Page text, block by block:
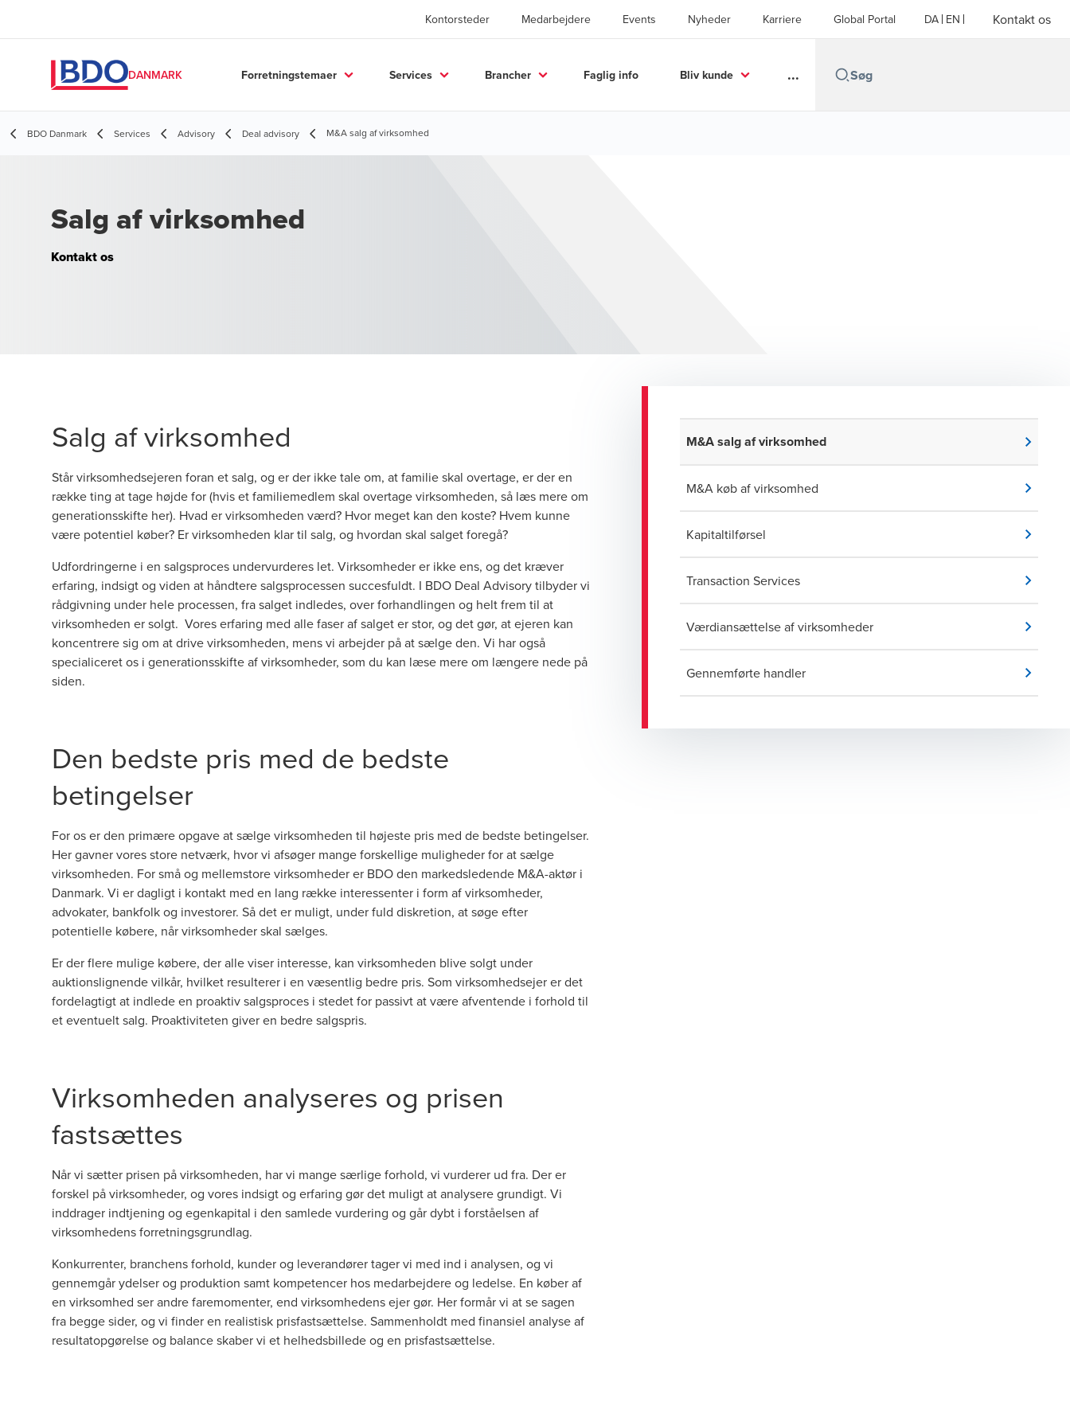
Kontorsteder Medarbejdere Events Nyheder Karriere Global Portal DA EN Kontakt os
DANMARK Forretningstemaer Services Brancher Faglig info Bliv kunde ...
BDO Danmark Services Advisory Deal advisory M&A salg af virksomhed
Salg af virksomhed
Kontakt os
Salg af virksomhed
Står virksomhedsejeren foran et salg, og er der ikke tale om, at familie skal overtage, er der en
række ting at tage højde for (hvis et familiemedlem skal overtage virksomheden, så læs mere om
generationsskifte her). Hvad ervirksomheden værd? Hvor meget kan den koste? Hvem kunne
være potentiel køber? Er virksomheden klar til salg, og hvordan skal salget foregå?
Udfordringerne i en salgsproces undervurderes let. Virksomheder er ikke ens, og det kræver
erfaring, indsigt og viden at håndtere salgsprocessen succesfuldt. I BDO Deal Advisory tilbyder vi
rådgivning under hele processen, fra salget indledes, over forhandlingen og helt frem til at
virksomheden er solgt. Vores erfaring med alle faser af salget er stor, og det gør, at ejeren kan
koncentrere sig om at drive virksomheden, mens vi arbejder på at sælge den. Vi har også
specialiceret os i generationsskifte af virksomheder, som du kan læse mere om længere nede på
siden.
Den bedste pris med de bedste
betingelser
For os er den primære opgave at sælge virksomheden til højeste pris med de bedste betingelser.
Her gavner vores store netværk, hvor vi afsøger mange forskellige muligheder for at sælge
virksomheden. For små og mellemstore virksomheder er BDO den markedsledende M&A-aktør i
Danmark. Vi er dagligt i kontakt med en lang række interessenter i form af virksomheder,
advokater, bankfolk og investorer. Så det er muligt, under fuld diskretion, at søge efter
potentielle købere, når virksomheder skal sælges.
Er der flere mulige købere, der alle viser interesse, kan virksomheden blive solgt under
auktionslignende vilkår, hvilket resulterer i en væsentlig bedre pris. Som virksomhedsejer er det
fordelagtigt at indlede en proaktiv salgsproces i stedet for passivt at være afventende i forhold til
et eventuelt salg. Proaktiviteten giver en bedre salgspris.
Virksomheden analyseres og prisen
fastsættes
Når vi sætter prisen på virksomheden, har vi mange særlige forhold, vi vurderer ud fra. Der er
forskel på virksomheder, og vores indsigt og erfaring gør det muligt at analysere grundigt. Vi
inddrager indtjening og egenkapital i den samlede vurdering og går dybt i forståelsen af
virksomhedens forretningsgrundlag.
Konkurrenter, branchens forhold, kunder og leverandører tager vi med ind i analysen, og vi
gennemgår ydelser og produktion samt kompetencer hos medarbejdere og ledelse. En køber af
en virksomhed ser andre faremomenter, end virksomhedens ejer gør. Her formår vi at se sagen
fra begge sider, og vi finder en realistisk prisfastsættelse. Sammenholdt med finansiel analyse af
resultatopgørelse og balance skaber vi et helhedsbillede og en prisfastsættelse.
M&A salg af virksomhed
M&A køb af virksomhed
Kapitaltilførsel
Transaction Services
Værdiansættelse af virksomheder
Gennemførte handler